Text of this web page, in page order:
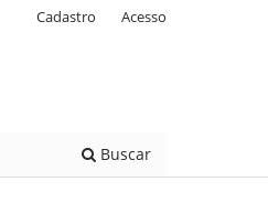
Buscar
Cadastro Acesso